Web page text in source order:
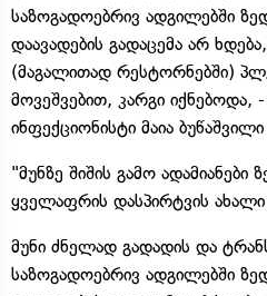
საზოგადოებრივ ადგილებში
დაავადების გადაცემა არ
(მაგალითად რესტორნებში)
მოვეშვებით, კარგი იქნებოდა, -
ინფექციონისტი მაია
"მუნზე შიშის გამო
ყველაფრის დასპირტვის
მუნი ძნელად გადადის და
საზოგადოებრივ ადგილებში